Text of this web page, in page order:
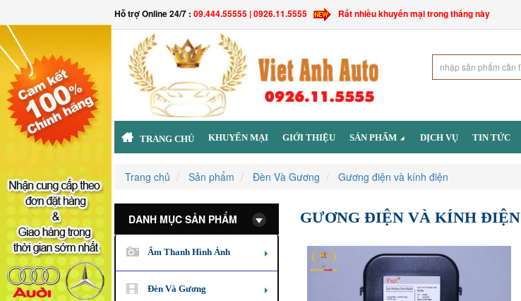
Hỗ trợ Online 24/7 : 09.444.55555 | 0926.11.5555 Rất nhiều khuyến mại trong tháng này
TRANG CHỦ KHUYẾN MẠI GIỚI THIỆU SẢN PHẨM DỊCH VỤ TIN TỨC
Trang chủ Sản phẩm Đèn Và Gương Gương điện và kính điện
DANH MỤC SẢN PHẨM
Âm Thanh Hình Ảnh
Đèn Và Gương
GƯƠNG ĐIỆN VÀ KÍNH ĐIỆN